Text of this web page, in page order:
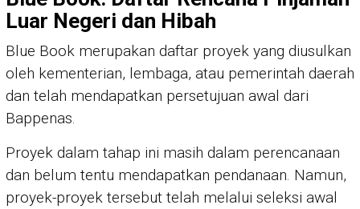
Luar Negeri dan Hibah
Blue Book merupakan daftar proyek yang diusulkan
oleh kementerian, lembaga, atau pemerintah daerah
dan telah mendapatkan persetujuan awal dari
Bappenas.
Proyek dalam tahap ini masih dalam perencanaan
dan belum tentu mendapatkan pendanaan. Namun,
proyek-proyek tersebut telah melalui seleksi awal